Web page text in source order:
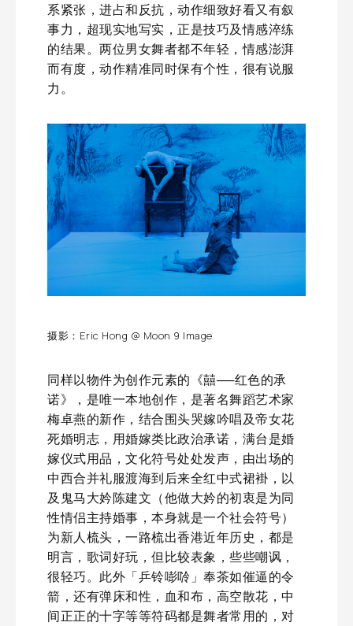
系紧张，进占和反抗，动作细致好看又有叙
事力，超现实地写实，正是技巧及情感淬练
的结果。两位男女舞者都不年轻，情感澎湃
而有度，动作精准同时保有个性，很有说服
力。
摄影：Eric Hong @ Moon 9 Image
同样以物件为创作元素的《囍──红色的承
诺》，是唯一本地创作，是著名舞蹈艺术家
梅卓燕的新作，结合围头哭嫁吟唱及帝女花
死婚明志，用婚嫁类比政治承诺，满台是婚
嫁仪式用品，文化符号处处发声，由出场的
中西合并礼服渡海到后来全红中式裙褂，以
及鬼马大妗陈建文（他做大妗的初衷是为同
性情侣主持婚事，本身就是一个社会符号）
为新人梳头，一路梳出香港近年历史，都是
明言，歌词好玩，但比较表象，些些嘲讽，
很轻巧。此外「乒铃嘭唥」奉茶如催逼的令
箭，还有弹床和性，血和布，高空散花，中
间正正的十字等等符码都是舞者常用的，对